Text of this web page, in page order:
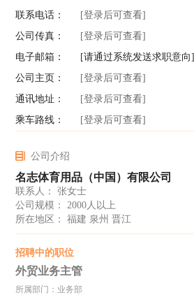
联系电话：
[登录后可查看]
公司传真：
[登录后可查看]
电子邮箱：
[请通过系统发送求职意向]
公司主页：
[登录后可查看]
通讯地址：
[登录后可查看]
乘车路线：
[登录后可查看]
公司介绍
名志体育用品（中国）有限公司
联系人： 张女士
公司规模： 2000人以上
所在地区： 福建 泉州 晋江
招聘中的职位
外贸业务主管
所属部门：业务部